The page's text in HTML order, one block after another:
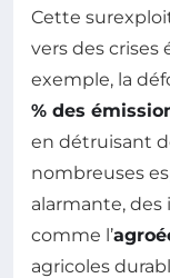
Cette
vers des crises
exemple, la
% des
en détruisant
nombreuses
alarmante,
comme l’
agricoles